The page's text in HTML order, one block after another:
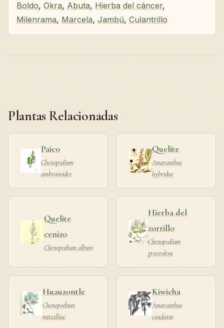
Boldo, Okra, Abuta, Hierba del cáncer,
Milenrama, Marcela, Jambú, Culantrillo
Plantas Relacionadas
Paico
Chenopodium
ambrosioides
Quelite
Amaranthus
hybridus
Quelite
cenizo
Chenopodium album
Hierba del
zorrillo
Chenopodium
graveolens
Huauzontle
Chenopodium
nuttalliae
Kiwicha
Amaranthus
caudatus